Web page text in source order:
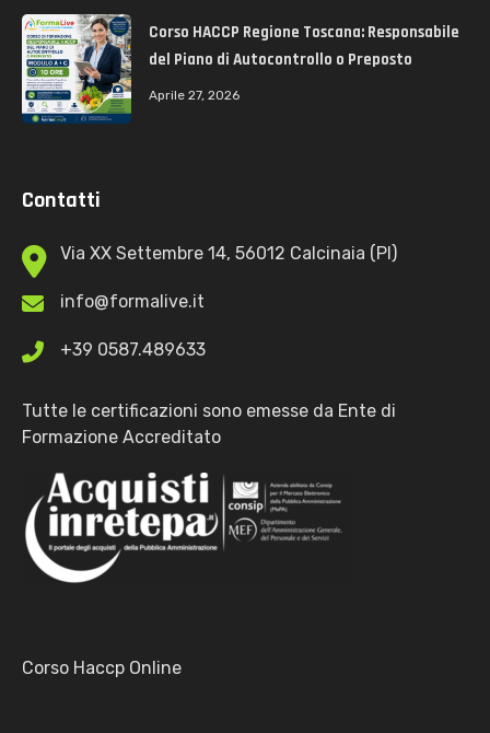
Corso HACCP Regione Toscana: Responsabile
del Piano di Autocontrollo o Preposto
Aprile 27, 2026
Contatti
Via XX Settembre 14, 56012 Calcinaia (PI)
info@formalive.it
+39 0587.489633
Tutte le certificazioni sono emesse da Ente di
Formazione Accreditato
Corso Haccp Online